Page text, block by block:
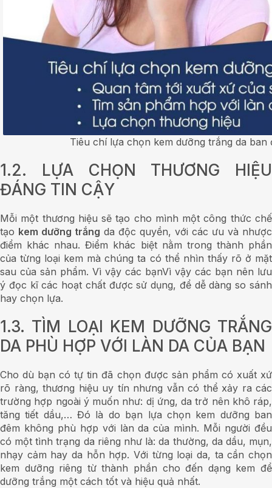
Tiêu chí lựa chọn kem dưỡng trắng da ban
1.2. LỰA CHỌN THƯƠNG HIỆU
ĐÁNG TIN CẬY
Mỗi một thương hiệu sẽ tạo cho mình một công thức chế
tạo kem dưỡng trắng da độc quyền, với các ưu và nhược
điểm khác nhau. Điểm khác biệt nằm trong thành phần
của từng loại kem mà chúng ta có thể nhìn thấy rõ ở mặt
sau của sản phẩm. Vì vậy các bạnVì vậy các bạn nên lưu
ý đọc kĩ các hoạt chất được sử dụng, để dễ dàng so sánh
hay chọn lựa.
1.3. TÌM LOẠI KEM DƯỠNG TRẮNG
DA PHÙ HỢP VỚI LÀN DA CỦA BẠN
Cho dù bạn có tự tin đã chọn được sản phẩm có xuất xứ
rõ ràng, thương hiệu uy tín nhưng vẫn có thể xảy ra các
trường hợp ngoài ý muốn như: dị ứng, da trở nên khô ráp,
tăng tiết dầu,… Đó là do bạn lựa chọn kem dưỡng ban
đêm không phù hợp với làn da của mình. Mỗi người đều
có một tình trạng da riêng như là: da thường, da dầu, mụn,
nhạy cảm hay da hỗn hợp. Với từng loại da, ta cần chọn
kem dưỡng riêng từ thành phần cho đến dạng kem để
dưỡng trắng một cách tốt và hiệu quả nhất.